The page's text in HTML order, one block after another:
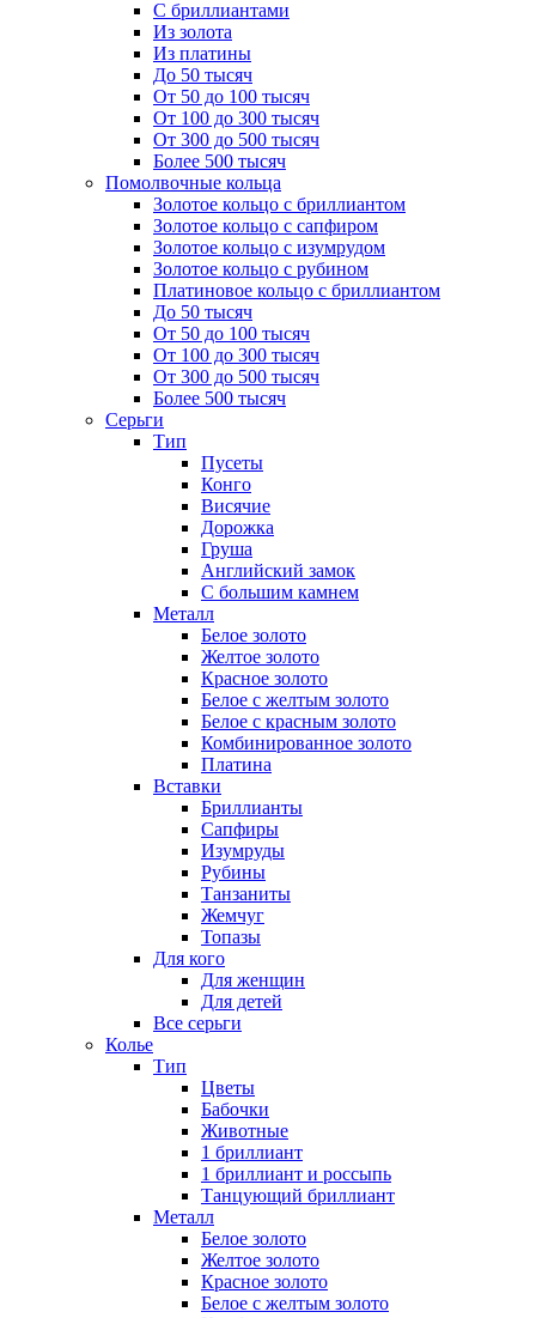
С бриллиантами
Из золота
Из платины
До 50 тысяч
От 50 до 100 тысяч
От 100 до 300 тысяч
От 300 до 500 тысяч
Более 500 тысяч
Помолвочные кольца
Золотое кольцо с бриллиантом
Золотое кольцо с сапфиром
Золотое кольцо с изумрудом
Золотое кольцо с рубином
Платиновое кольцо с бриллиантом
До 50 тысяч
От 50 до 100 тысяч
От 100 до 300 тысяч
От 300 до 500 тысяч
Более 500 тысяч
Серьги
Тип
Пусеты
Конго
Висячие
Дорожка
Груша
Английский замок
С большим камнем
Металл
Белое золото
Желтое золото
Красное золото
Белое с желтым золото
Белое с красным золото
Комбинированное золото
Платина
Вставки
Бриллианты
Сапфиры
Изумруды
Рубины
Танзаниты
Жемчуг
Топазы
Для кого
Для женщин
Для детей
Все серьги
Колье
Тип
Цветы
Бабочки
Животные
1 бриллиант
1 бриллиант и россыпь
Танцующий бриллиант
Металл
Белое золото
Желтое золото
Красное золото
Белое с желтым золото